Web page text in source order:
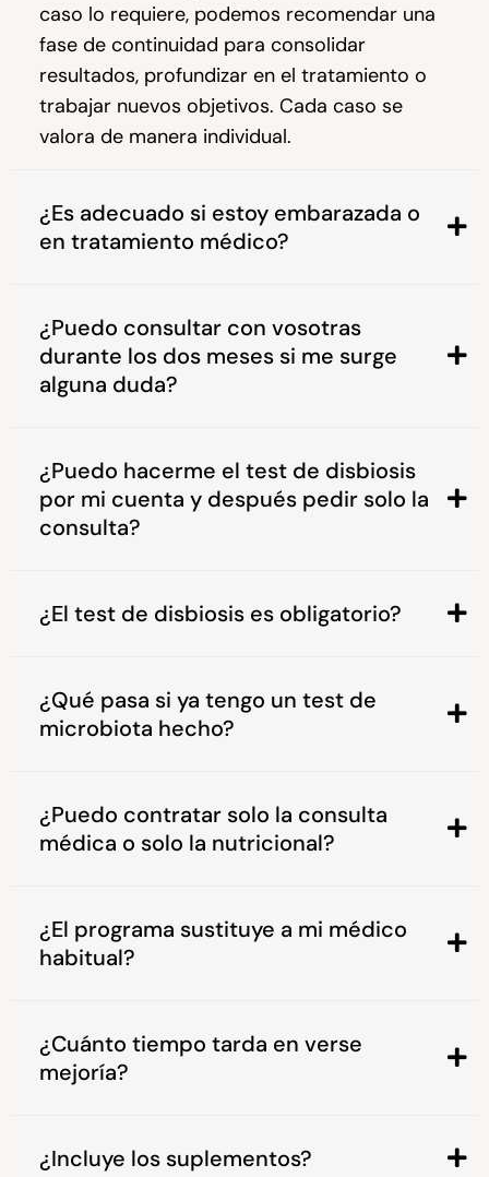
caso lo requiere, podemos recomendar una
fase de continuidad para consolidar
resultados, profundizar en el tratamiento o
trabajar nuevos objetivos. Cada caso se
valora de manera individual.
¿Es adecuado si estoy embarazada o
en tratamiento médico?
¿Puedo consultar con vosotras
durante los dos meses si me surge
alguna duda?
¿Puedo hacerme el test de disbiosis
por mi cuenta y después pedir solo la
consulta?
¿El test de disbiosis es obligatorio?
¿Qué pasa si ya tengo un test de
microbiota hecho?
¿Puedo contratar solo la consulta
médica o solo la nutricional?
¿El programa sustituye a mi médico
habitual?
¿Cuánto tiempo tarda en verse
mejoría?
¿Incluye los suplementos?